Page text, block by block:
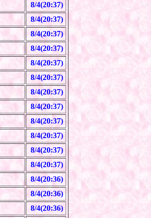
8/4(20:37)
8/4(20:37)
8/4(20:37)
8/4(20:37)
8/4(20:37)
8/4(20:37)
8/4(20:37)
8/4(20:37)
8/4(20:37)
8/4(20:37)
8/4(20:37)
8/4(20:37)
8/4(20:36)
8/4(20:36)
8/4(20:36)